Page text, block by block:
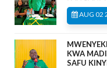
AUG 02
KWA
SAFU